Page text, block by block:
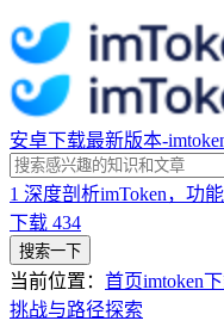
安卓下载最新版本-
1 深度剖析imToken，功
下载 434
搜索一下
当前位置： 首页imtoken
挑战与路径探索